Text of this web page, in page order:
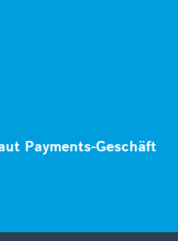
Payments-Geschäft